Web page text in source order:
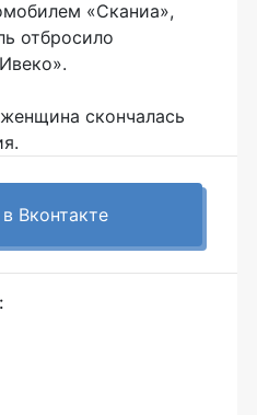
«Сканиа»,
отбросило
скончалась
Вконтакте